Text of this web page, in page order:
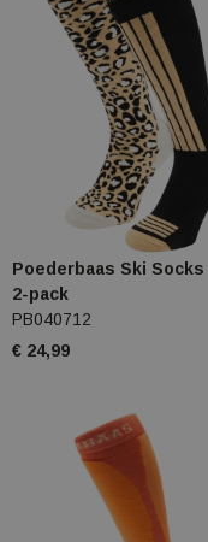
Poederbaas Ski Socks
2-pack
PB040712
€ 24,99